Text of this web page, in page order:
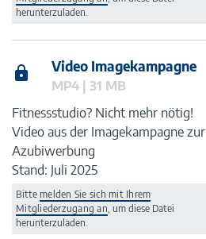
herunterzuladen.
Video Imagekampagne
MP4 | 31 MB
Fitnessstudio? Nicht mehr nötig!
Video aus der Imagekampagne zur
Azubiwerbung
Stand: Juli 2025
Bitte melden Sie sich mit Ihrem
Mitgliederzugang an, um diese Datei
herunterzuladen.